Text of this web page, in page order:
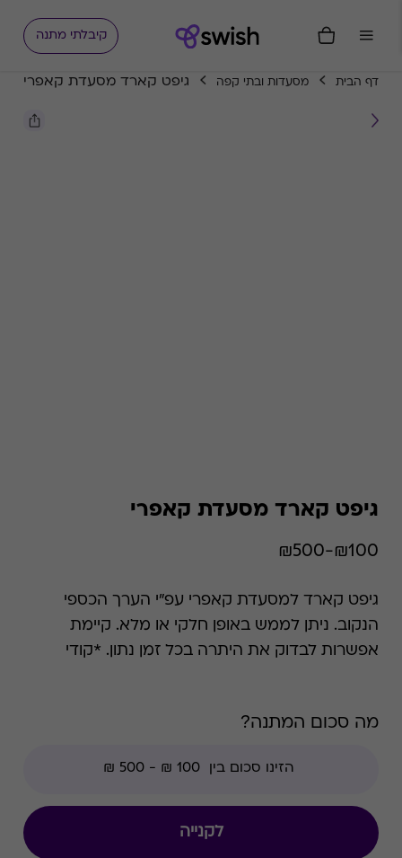
קיבלתי מתנה
דף הבית מסעדות ובתי קפה גיפט קארד מסעדת קאפרי
גיפט קארד מסעדת קאפרי
₪100-₪500
גיפט קארד למסעדת קאפרי עפ"י הערך הכספי
הנקוב. ניתן לממש באופן חלקי או מלא. קיימת
אפשרות לבדוק את היתרה בכל זמן נתון. *קודי
מה סכום המתנה?
לקנייה